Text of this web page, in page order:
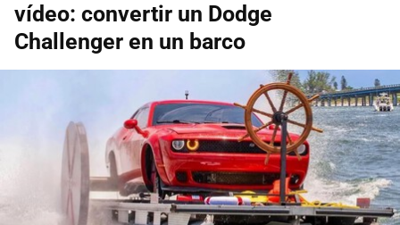
vídeo: convertir un Dodge
Challenger en un barco